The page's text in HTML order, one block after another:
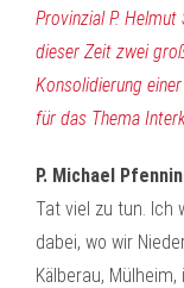
Provinzial P.
dieser Zeit zwei
Konsolidierung
für das Thema
P. Michael
Tat viel zu tun. Ich
dabei, wo wir
Kälberau,